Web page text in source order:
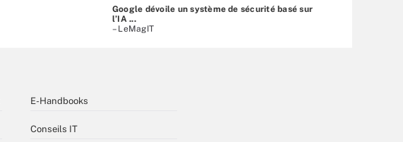
Google dévoile un système de sécurité basé sur
l’IA ...
– LeMagIT
E-Handbooks
Conseils IT